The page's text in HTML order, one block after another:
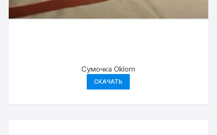
Сумочка Oklom
СКАЧАТЬ